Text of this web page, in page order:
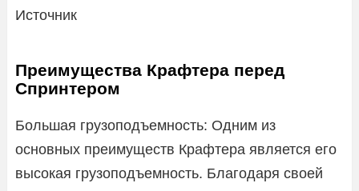
Источник
Преимущества Крафтера перед
Спринтером
Большая грузоподъемность: Одним из
основных преимуществ Крафтера является его
высокая грузоподъемность. Благодаря своей